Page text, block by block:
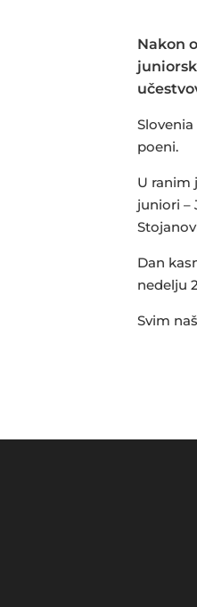
Nakon
poeni.
U ranim
juniori –
Dan
nedelju
Svim